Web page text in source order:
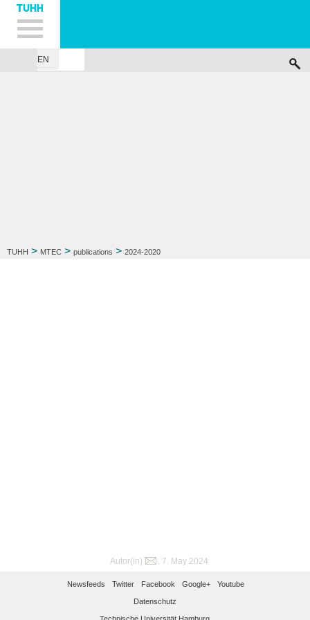
Hauptnavigation
Unternavigation
Inhalt
Suche
EN
TUHH > MTEC > publications > 2024-2020
Autor(in) , 7. May 2024
Newsfeeds Twitter Facebook Google+ Youtube
Datenschutz